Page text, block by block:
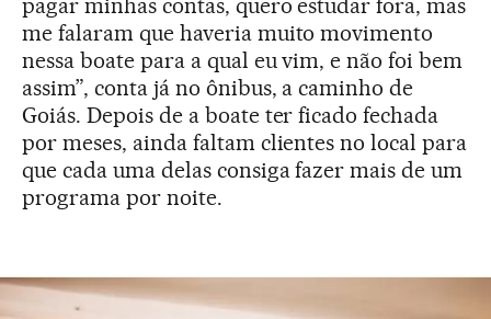
pagar minhas contas, quero estudar fora, mas
me falaram que haveria muito movimento
nessa boate para a qual eu vim, e não foi bem
assim”, conta já no ônibus, a caminho de
Goiás. Depois de a boate ter ficado fechada
por meses, ainda faltam clientes no local para
que cada uma delas consiga fazer mais de um
programa por noite.